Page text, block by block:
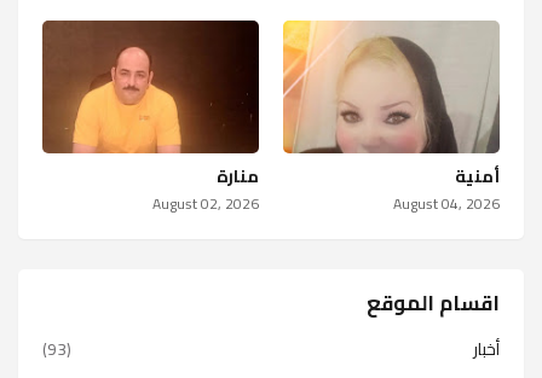
أمنية
August 04, 2026
منارة
August 02, 2026
اقسام الموقع
أخبار
(93)